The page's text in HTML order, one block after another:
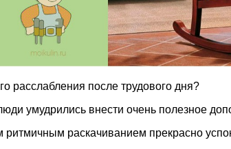
расслабления после трудового дня?
умудрились внести очень полезное
раскачиванием прекрасно